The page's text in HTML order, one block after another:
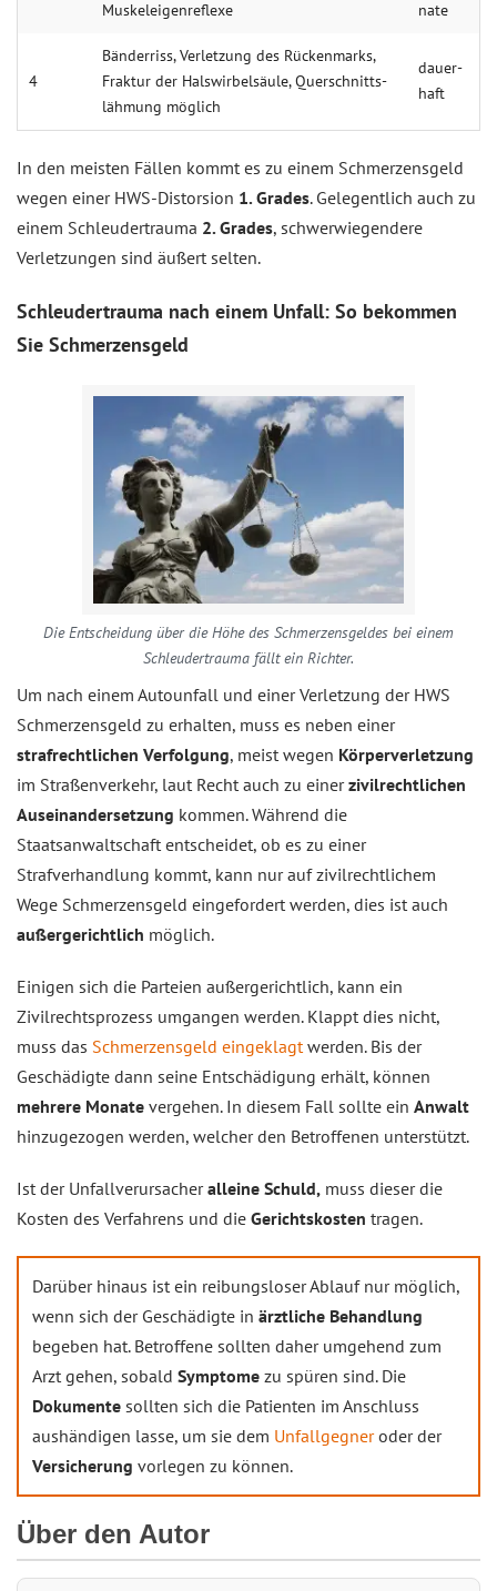
Mus­kel­eigen­re­fle­xe na­te
4
Bän­der­riss, Ver­let­zung des Rüc­ken­marks,
Frak­tur der Hals­wir­bel­säu­le, Quer­schnitts­
läh­mung mög­lich
dauer­
haft
In den meisten Fällen kommt es zu einem Schmerzensgeld
wegen einer HWS-Distorsion 1. Grades. Gelegentlich auch zu
einem Schleudertrauma 2. Grades, schwerwiegendere
Verletzungen sind äußert selten.
Schleudertrauma nach einem Unfall: So bekommen
Sie Schmerzensgeld
Die Entscheidung über die Höhe des Schmerzensgeldes bei einem
Schleudertrauma fällt ein Richter.
Um nach einem Autounfall und einer Verletzung der HWS
Schmerzensgeld zu erhalten, muss es neben einer
strafrechtlichen Verfolgung, meist wegen Körperverletzung
im Straßenverkehr, laut Recht auch zu einerzivilrechtlichen
Auseinandersetzung kommen. Während die
Staatsanwaltschaft entscheidet, ob es zu einer
Strafverhandlung kommt, kann nur auf zivilrechtlichem
Wege Schmerzensgeld eingefordert werden, dies ist auch
außergerichtlich möglich.
Einigen sich die Parteien außergerichtlich, kann ein
Zivilrechtsprozess umgangen werden. Klappt dies nicht,
muss das Schmerzensgeld eingeklagtwerden. Bis der
Geschädigte dann seine Entschädigung erhält, können
mehrere Monate vergehen. In diesem Fall sollte ein Anwalt
hinzugezogen werden, welcher den Betroffenen unterstützt.
Ist der Unfallverursacheralleine Schuld, muss dieser die
Kosten des Verfahrens und die Gerichtskosten tragen.
Darüber hinaus ist ein reibungsloser Ablauf nur möglich,
wenn sich der Geschädigte in ärztliche Behandlung
begeben hat. Betroffene sollten daher umgehend zum
Arzt gehen, sobald Symptome zu spüren sind. Die
Dokumente sollten sich die Patienten im Anschluss
aushändigen lasse, um sie dem Unfallgegneroder der
Versicherung vorlegen zu können.
Über den Autor